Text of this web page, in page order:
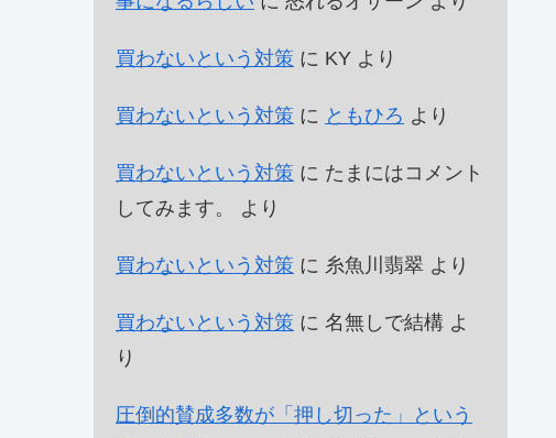
買わないという対策 に KY より
買わないという対策 に ともひろ より
買わないという対策 に たまにはコメント
してみます。
より
買わないという対策 に 糸魚川翡翠 より
買わないという対策 に 名無しで結構 よ
り
圧倒的賛成多数が「押し切った」という